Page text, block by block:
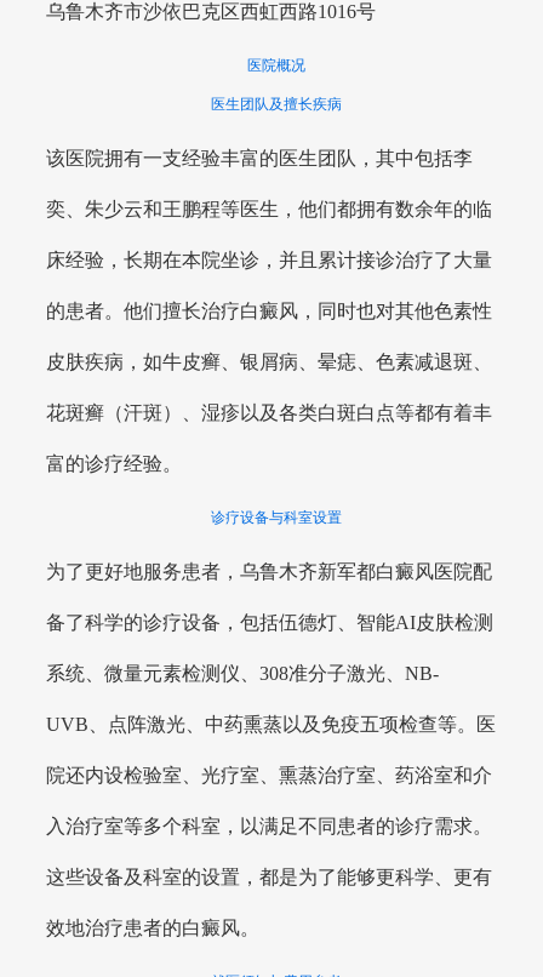
乌鲁木齐市沙依巴克区西虹西路1016号
医院概况
医生团队及擅长疾病
该医院拥有一支经验丰富的医生团队，其中包括李
奕、朱少云和王鹏程等医生，他们都拥有数余年的临
床经验，长期在本院坐诊，并且累计接诊治疗了大量
的患者。他们擅长治疗白癜风，同时也对其他色素性
皮肤疾病，如牛皮癣、银屑病、晕痣、色素减退斑、
花斑癣（汗斑）、湿疹以及各类白斑白点等都有着丰
富的诊疗经验。
诊疗设备与科室设置
为了更好地服务患者，乌鲁木齐新军都白癜风医院配
备了科学的诊疗设备，包括伍德灯、智能AI皮肤检测
系统、微量元素检测仪、308准分子激光、NB-
UVB、点阵激光、中药熏蒸以及免疫五项检查等。医
院还内设检验室、光疗室、熏蒸治疗室、药浴室和介
入治疗室等多个科室，以满足不同患者的诊疗需求。
这些设备及科室的设置，都是为了能够更科学、更有
效地治疗患者的白癜风。